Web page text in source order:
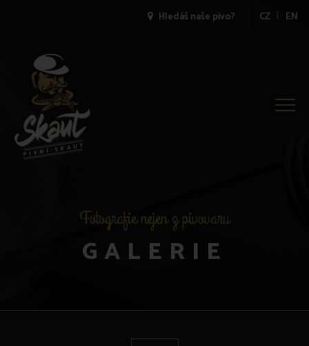
Hledáš naše pivo? CZ | EN
Fotografie nejen z pivovaru
GALERIE